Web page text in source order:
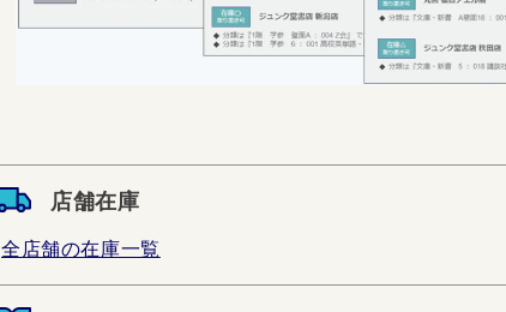
店舗在庫
全店舗の在庫一覧